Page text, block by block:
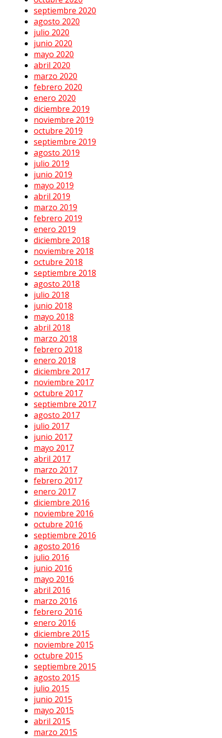
septiembre 2020
agosto 2020
julio 2020
junio 2020
mayo 2020
abril 2020
marzo 2020
febrero 2020
enero 2020
diciembre 2019
noviembre 2019
octubre 2019
septiembre 2019
agosto 2019
julio 2019
junio 2019
mayo 2019
abril 2019
marzo 2019
febrero 2019
enero 2019
diciembre 2018
noviembre 2018
octubre 2018
septiembre 2018
agosto 2018
julio 2018
junio 2018
mayo 2018
abril 2018
marzo 2018
febrero 2018
enero 2018
diciembre 2017
noviembre 2017
octubre 2017
septiembre 2017
agosto 2017
julio 2017
junio 2017
mayo 2017
abril 2017
marzo 2017
febrero 2017
enero 2017
diciembre 2016
noviembre 2016
octubre 2016
septiembre 2016
agosto 2016
julio 2016
junio 2016
mayo 2016
abril 2016
marzo 2016
febrero 2016
enero 2016
diciembre 2015
noviembre 2015
octubre 2015
septiembre 2015
agosto 2015
julio 2015
junio 2015
mayo 2015
abril 2015
marzo 2015